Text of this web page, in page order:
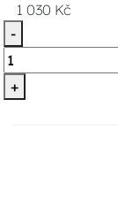
1 030 Kč
-
+